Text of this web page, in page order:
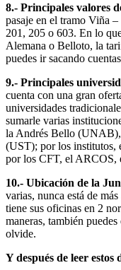
8.- Principales valores
pasaje en el tramo Viña
201, 205 o 603. En lo
Alemana o Belloto, la
puedes ir sacando
9.- Principales
cuenta con una gran
universidades
sumarle varias
la Andrés Bello
(UST); por los
por los CFT, el ARCOS,
10.- Ubicación de la
varias, nunca está de
tiene sus oficinas en 2
maneras, también
olvide.
Y después de leer estos